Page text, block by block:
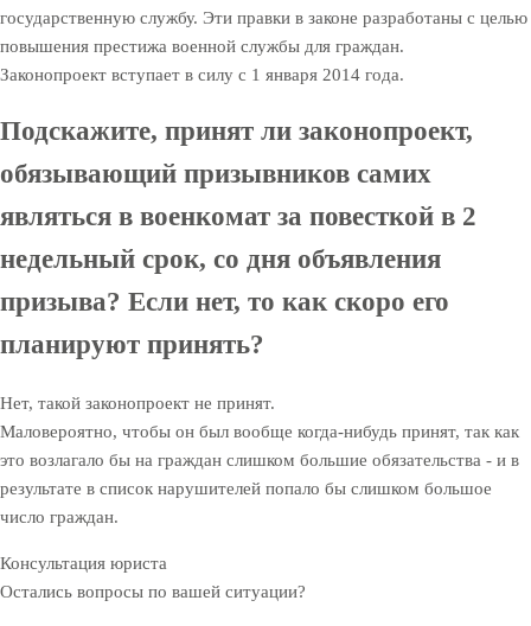
государственную службу. Эти правки в законе разработаны с целью
повышения престижа военной службы для граждан.
Законопроект вступает в силу с 1 января 2014 года.
Подскажите, принят ли законопроект,
обязывающий призывников самих
являться в военкомат за повесткой в 2
недельный срок, со дня объявления
призыва? Если нет, то как скоро его
планируют принять?
Нет, такой законопроект не принят.
Маловероятно, чтобы он был вообще когда-нибудь принят, так как
это возлагало бы на граждан слишком большие обязательства - и в
результате в список нарушителей попало бы слишком большое
число граждан.
Консультация юриста
Остались вопросы по вашей ситуации?